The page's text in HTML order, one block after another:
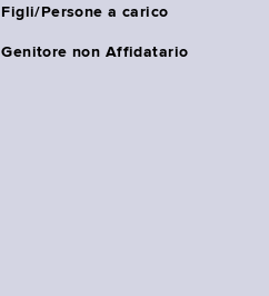
Figli/Persone a carico
Genitore non Affidatario